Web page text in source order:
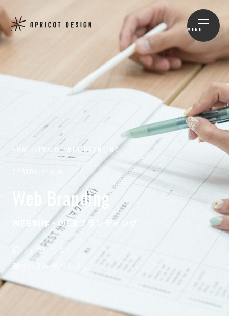
MENU
HOME SERVICE/WEB BRANDING
Web Branding
WEB制作・WEBブランディング
伝わるだけでなく、
選ばれるWEBづくりを。